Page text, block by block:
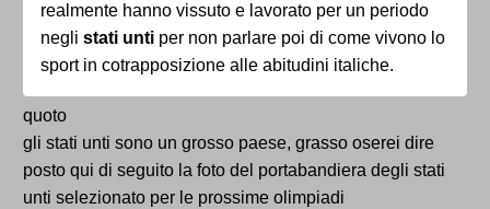
realmente hanno vissuto e lavorato per un periodo
negli stati unti per non parlare poi di come vivono lo
sport in cotrapposizione alle abitudini italiche.
quoto
gli stati unti sono un grosso paese, grasso oserei dire
posto qui di seguito la foto del portabandiera degli stati
unti selezionato per le prossime olimpiadi